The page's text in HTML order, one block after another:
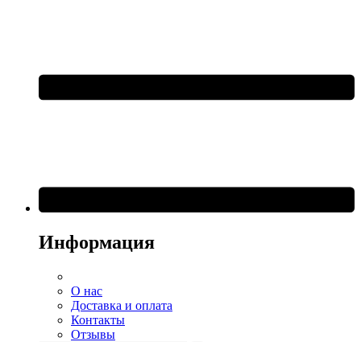
Информация
О нас
Доставка и оплата
Контакты
Отзывы